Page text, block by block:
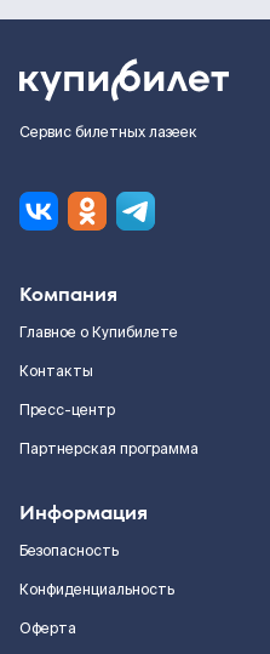
Сервис билетных лазеек
Компания
Главное о Купибилете
Контакты
Пресс-центр
Партнерская программа
Информация
Безопасность
Конфиденциальность
Оферта